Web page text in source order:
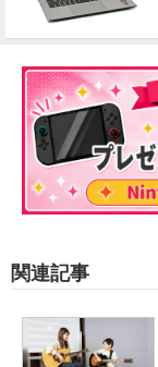
関連記事